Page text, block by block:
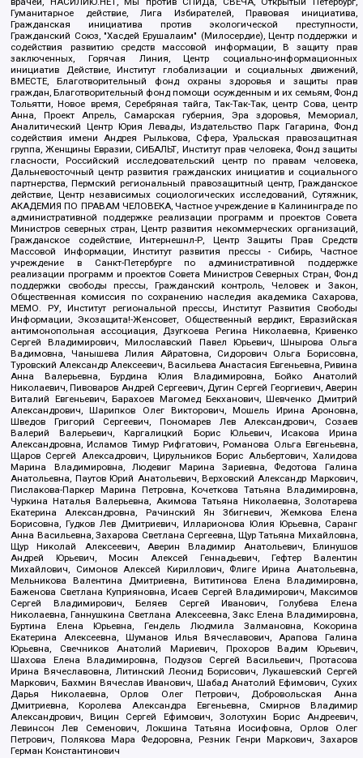
Гуманитарное действие, Лига Избирателей, Правовая инициатива,
Гражданская инициатива против экологической преступности,
Гражданский Союз, "Хасдей Ерушалаим" (Милосердие), Центр поддержки и
содействия развитию средств массовой информации, В защиту прав
заключенных, Горячая Линия, Центр социально-информационных
инициатив Действие, Институт глобализации и социальных движений,
ВМЕСТЕ, Благотворительный фонд охраны здоровья и защиты прав
граждан, Благотворительный фонд помощи осужденным и их семьям, Фонд
Тольятти, Новое время, Серебряная тайга, Так-Так-Так, центр Сова, центр
Анна, Проект Апрель, Самарская губерния, Эра здоровья, Мемориал,
Аналитический Центр Юрия Левады, Издательство Парк Гагарина, Фонд
содействия имени Андрея Рылькова, Сфера, Уральская правозащитная
группа, Женщины Евразии, СИБАЛЬТ, Институт прав человека, Фонд защиты
гласности, Российский исследовательский центр по правам человека,
Дальневосточный центр развития гражданских инициатив и социального
партнерства, Пермский региональный правозащитный центр, Гражданское
действие, Центр независимых социологических исследований, Сутяжник,
АКАДЕМИЯ ПО ПРАВАМ ЧЕЛОВЕКА, Частное учреждение в Калининграде по
административной поддержке реализации программ и проектов Совета
Министров северных стран, Центр развития некоммерческих организаций,
Гражданское содействие, Интернешнл-Р, Центр Защиты Прав Средств
Массовой Информации, Институт развития прессы - Сибирь, Частное
учреждение в Санкт-Петербурге по административной поддержке
реализации программ и проектов Совета Министров Северных Стран, Фонд
поддержки свободы прессы, Гражданский контроль, Человек и Закон,
Общественная комиссия по сохранению наследия академика Сахарова,
МЕМО. РУ, Институт региональной прессы, Институт Развития Свободы
Информации, Экозащита!-Женсовет, Общественный вердикт, Евразийская
антимонопольная ассоциация, Дзугкоева Регина Николаевна, Кривенко
Сергей Владимирович, Милославский Павел Юрьевич, Шнырова Ольга
Вадимовна, Чанышева Лилия Айратовна, Сидорович Ольга Борисовна,
Туровский Александр Алексеевич, Васильева Анастасия Евгеньевна, Ривина
Анна Валерьевна, Бурдина Юлия Владимировна, Бойко Анатолий
Николаевич, Пивоваров Андрей Сергеевич, Дугин Сергей Георгиевич, Аверин
Виталий Евгеньевич, Барахоев Магомед Бекханович, Шевченко Дмитрий
Александрович, Шарипков Олег Викторович, Мошель Ирина Ароновна,
Шведов Григорий Сергеевич, Пономарев Лев Александрович, Созаев
Валерий Валерьевич, Каргалицкий Борис Юльевич, Исакова Ирина
Александровна, Исламов Тимур Рифгатович, Романова Ольга Евгеньевна,
Щаров Сергей Алексадрович, Цирульников Борис Альбертович, Халидова
Марина Владимировна, Людевиг Марина Зариевна, Федотова Галина
Анатольевна, Паутов Юрий Анатольевич, Верховский Александр Маркович,
Пислакова-Паркер Марина Петровна, Кочеткова Татьяна Владимировна,
Чуркина Наталья Валерьевна, Акимова Татьяна Николаевна, Золотарева
Екатерина Александровна, Рачинский Ян Збигневич, Жемкова Елена
Борисовна, Гудков Лев Дмитриевич, Илларионова Юлия Юрьевна, Саранг
Анна Васильевна, Захарова Светлана Сергеевна, Щур Татьяна Михайловна,
Щур Николай Алексеевич, Аверин Владимир Анатольевич, Блинушов
Андрей Юрьевич, Мосин Алексей Геннадьевич, Гефтер Валентин
Михайлович, Симонов Алексей Кириллович, Флиге Ирина Анатольевна,
Мельникова Валентина Дмитриевна, Вититинова Елена Владимировна,
Баженова Светлана Куприяновна, Исаев Сергей Владимирович, Максимов
Сергей Владимирович, Беляев Сергей Иванович, Голубева Елена
Николаевна, Ганнушкина Светлана Алексеевна, Закс Елена Владимировна,
Буртина Елена Юрьевна, Гендель Людмила Залмановна, Кокорина
Екатерина Алексеевна, Шуманов Илья Вячеславович, Арапова Галина
Юрьевна, Свечников Анатолий Мариевич, Прохоров Вадим Юрьевич,
Шахова Елена Владимировна, Подузов Сергей Васильевич, Протасова
Ирина Вячеславовна, Литинский Леонид Борисович, Лукашевский Сергей
Маркович, Бахмин Вячеслав Иванович, Шабад Анатолий Ефимович, Сухих
Дарья Николаевна, Орлов Олег Петрович, Добровольская Анна
Дмитриевна, Королева Александра Евгеньевна, Смирнов Владимир
Александрович, Вицин Сергей Ефимович, Золотухин Борис Андреевич,
Левинсон Лев Семенович, Локшина Татьяна Иосифовна, Орлов Олег
Петрович, Полякова Мара Федоровна, Резник Генри Маркович, Захаров
Герман Константинович